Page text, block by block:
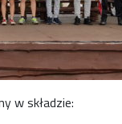
w składzie: